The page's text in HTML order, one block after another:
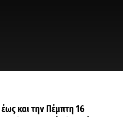
και την Πέμπτη 16